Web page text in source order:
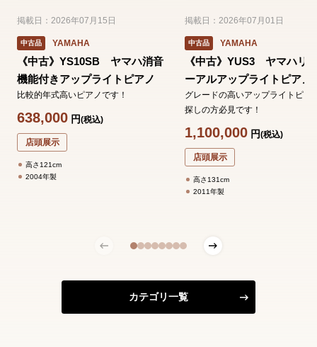
掲載日：2026年07月15日
中古品 YAMAHA
《中古》YS10SB ヤマハ消音
機能付きアップライトピアノ
比較的年式高いピアノです！
638,000円(税込)
店頭展示
高さ121cm
2004年製
掲載日：2026年07月01日
中古品 YAMAHA
《中古》YUS3 ヤマハリ
ーアルアップライトピアノ
グレードの高いアップライトピア
探しの方必見です！
1,100,000円(税込)
店頭展示
高さ131cm
2011年製
カテゴリ一覧